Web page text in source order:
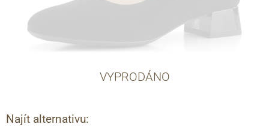
VYPRODÁNO
Najít alternativu: